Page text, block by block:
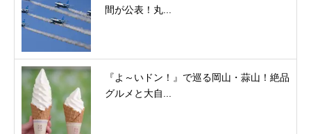
間が公表！丸...
『よ～いドン！』で巡る岡山・蒜山！絶品
グルメと大自...